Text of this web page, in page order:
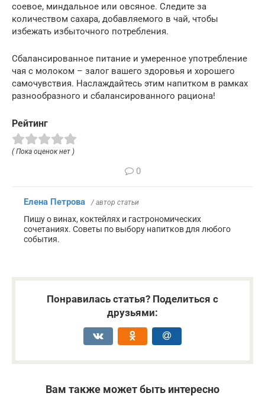
соевое, миндальное или овсяное. Следите за
количеством сахара, добавляемого в чай, чтобы
избежать избыточного потребления.
Сбалансированное питание и умеренное употребление
чая с молоком – залог вашего здоровья и хорошего
самочувствия. Наслаждайтесь этим напитком в рамках
разнообразного и сбалансированного рациона!
Рейтинг
( Пока оценок нет )
0
Елена Петрова / автор статьи
Пишу о винах, коктейлях и гастрономических
сочетаниях. Советы по выбору напитков для любого
события.
Понравилась статья? Поделиться с
друзьями:
Вам также может быть интересно